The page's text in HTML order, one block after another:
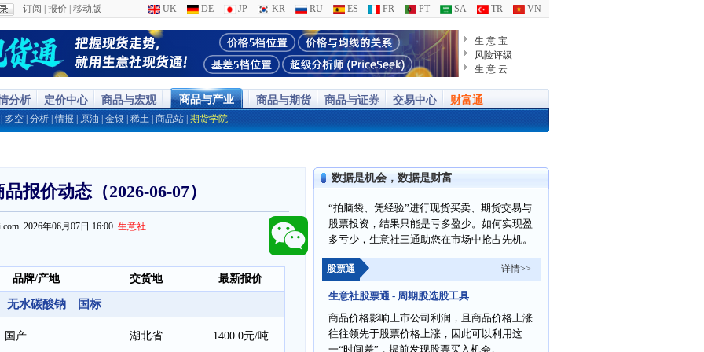
订阅 报价 移动版 UK DE JP KR RU ES FR PT SA TR VN
生 意 宝
风险评级
生 意 云
分析 定价中心 商品与宏观 商品与产业 商品与期货 商品与证券 交易中心 财富通
多空 分析 |情报 原油 金银 稀土 商品站 期货学院
报价动态（2026-06-07）
2026年06月07日 16:00 生意社
品牌/产地 交货地 最新报价
无水碳酸钠 国标
国产 湖北省 1400.0元/吨
数据是机会，数据是财富
“拍脑袋、凭经验”进行现货买卖、期货交易与
股票投资，结果只能是亏多盈少。如何实现盈
多亏少，生意社三通助您在市场中抢占先机。
股票通 详情>>
生意社股票通 - 周期股选股工具
商品价格影响上市公司利润，且商品价格上涨
往往领先于股票价格上涨，因此可以利用这
一“时间差”，提前发现股票买入机会。